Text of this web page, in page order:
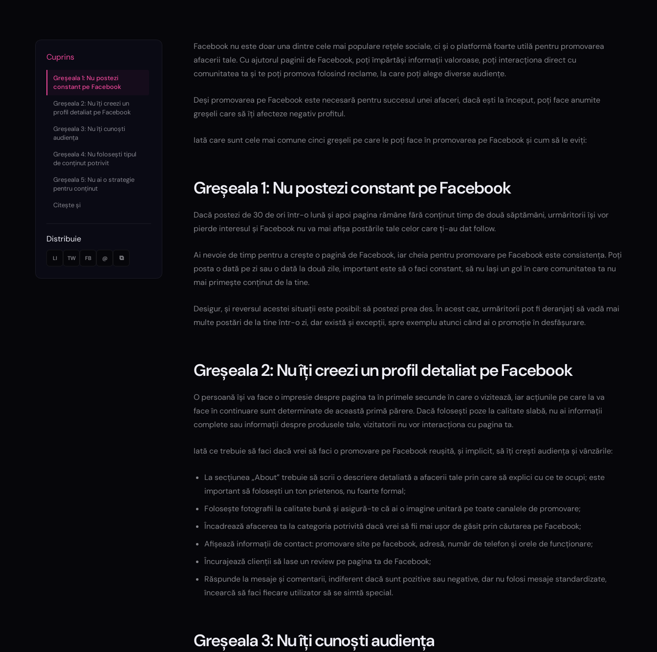
Cuprins
Greșeala 1: Nu postezi
constant pe Facebook
Greșeala 2: Nu îți creezi un
profil detaliat pe Facebook
Greșeala 3: Nu îți cunoști
audiența
Greșeala 4: Nu folosești tipul
de conținut potrivit
Greșeala 5: Nu ai o strategie
pentru conținut
Citește și
Distribuie
LI TW FB @ ⧉
Facebook nu este doar una dintre cele mai populare rețele sociale, ci și o platformă foarte utilă pentru promovarea
afacerii tale. Cu ajutorul paginii de Facebook, poți împărtăși informații valoroase, poți interacționa direct cu
comunitatea ta și te poți promova folosind reclame, la care poți alege diverse audiențe.
Deși promovarea pe Facebook este necesară pentru succesul unei afaceri, dacă ești la început, poți face anumite
greșeli care să îți afecteze negativ profitul.
Iată care sunt cele mai comune cinci greșeli pe care le poți face în promovarea pe Facebook și cum să le eviți:
Greșeala 1: Nu postezi constant pe Facebook
Dacă postezi de 30 de ori într-o lună și apoi pagina rămâne fără conținut timp de două săptămâni, urmăritorii își vor
pierde interesul și Facebook nu va mai afișa postările tale celor care ți-au dat follow.
Ai nevoie de timp pentru a crește o pagină de Facebook, iar cheia pentru promovare pe Facebook este consistența. Poți
posta o dată pe zi sau o dată la două zile, important este să o faci constant, să nu lași un gol în care comunitatea ta nu
mai primește conținut de la tine.
Desigur, și reversul acestei situații este posibil: să postezi prea des. În acest caz, urmăritorii pot fi deranjați să vadă mai
multe postări de la tine într-o zi, dar există și excepții, spre exemplu atunci când ai o promoție în desfășurare.
Greșeala 2: Nu îți creezi un profil detaliat pe Facebook
O persoană își va face o impresie despre pagina ta în primele secunde în care o vizitează, iar acțiunile pe care la va
face în continuare sunt determinate de această primă părere. Dacă folosești poze la calitate slabă, nu ai informații
complete sau informații despre produsele tale, vizitatorii nu vor interacționa cu pagina ta.
Iată ce trebuie să faci dacă vrei să faci o promovare pe Facebook reușită, și implicit, să îți crești audiența și vânzările:
La secțiunea „About” trebuie să scrii o descriere detaliată a afacerii tale prin care să explici cu ce te ocupi; este
important să folosești un ton prietenos, nu foarte formal;
Folosește fotografii la calitate bună și asigură-te că ai o imagine unitară pe toate canalele de promovare;
Încadrează afacerea ta la categoria potrivită dacă vrei să fii mai ușor de găsit prin căutarea pe Facebook;
Afișează informații de contact: promovare site pe facebook, adresă, număr de telefon și orele de funcționare;
Încurajează clienții să lase un review pe pagina ta de Facebook;
Răspunde la mesaje și comentarii, indiferent dacă sunt pozitive sau negative, dar nu folosi mesaje standardizate,
încearcă să faci fiecare utilizator să se simtă special.
Greșeala 3: Nu îți cunoști audiența